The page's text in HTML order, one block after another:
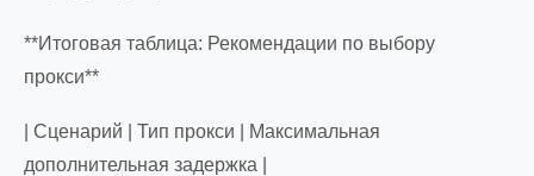
**Итоговая таблица: Рекомендации по выбору
прокси**
| Сценарий | Тип прокси | Максимальная
дополнительная задержка |